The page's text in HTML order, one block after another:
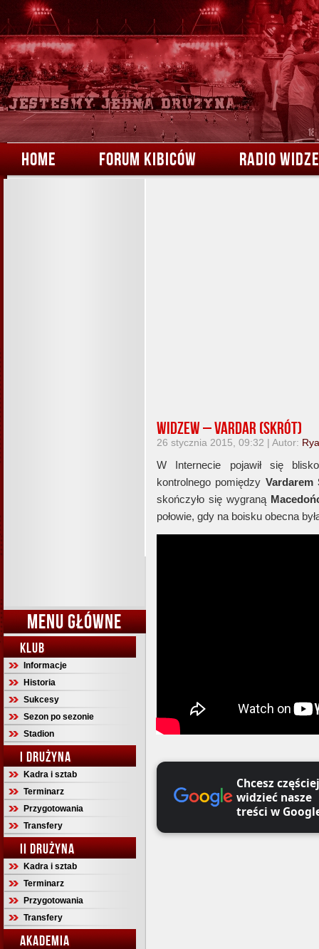
HOME FORUM KIBICÓW RADIO
MENU GŁÓWNE
KLUB
Informacje
Historia
Sukcesy
Sezon po sezonie
Stadion
I DRUŻYNA
Kadra i sztab
Terminarz
Przygotowania
Transfery
II DRUŻYNA
Kadra i sztab
Terminarz
Przygotowania
Transfery
AKADEMIA
Widzew – Vardar (skrót)
26 stycznia 2015, 09:32 | Autor:
W Internecie pojawił się
kontrolnego pomiędzy Vardarem
skończyło się wygraną
połowie, gdy na boisku obecna
Chcesz częściej
widzieć nasze
treści w